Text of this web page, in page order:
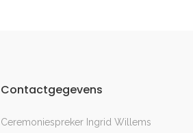
Contactgegevens
Ceremoniespreker Ingrid Willems